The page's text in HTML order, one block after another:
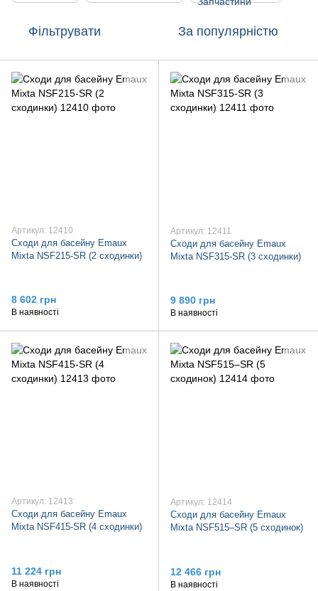
Фільтрувати За популярністю
Артикул: 12410
Сходи для басейну Emaux
Mixta NSF215-SR (2 сходинки)
8 602 грн
В наявності
Артикул: 12411
Сходи для басейну Emaux
Mixta NSF315-SR (3 сходинки)
9 890 грн
В наявності
Артикул: 12413
Сходи для басейну Emaux
Mixta NSF415-SR (4 сходинки)
11 224 грн
В наявності
Артикул: 12414
Сходи для басейну Emaux
Mixta NSF515–SR (5 сходинок)
12 466 грн
В наявності